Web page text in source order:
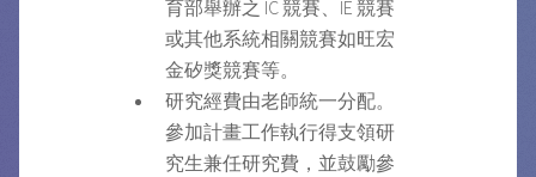
育部舉辦之 IC 競賽、IE 競賽
或其他系統相關競賽如旺宏
金矽獎競賽等。
研究經費由老師統一分配。
參加計畫工作執行得支領研
究生兼任研究費，並鼓勵參